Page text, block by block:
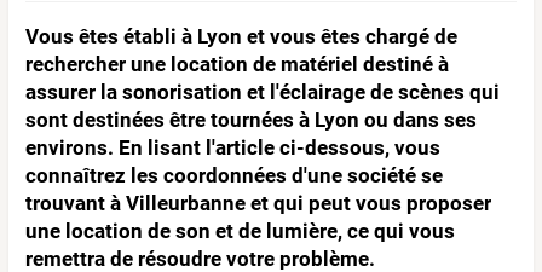
Vous êtes établi à Lyon et vous êtes chargé de
rechercher une location de matériel destiné à
assurer la sonorisation et l'éclairage de scènes qui
sont destinées être tournées à Lyon ou dans ses
environs. En lisant l'article ci-dessous, vous
connaîtrez les coordonnées d'une société se
trouvant à Villeurbanne et qui peut vous proposer
une location de son et de lumière, ce qui vous
remettra de résoudre votre problème.